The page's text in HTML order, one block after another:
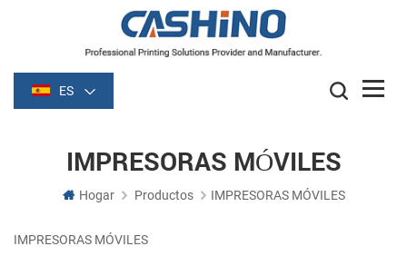
ES
IMPRESORAS MÓVILES
Hogar Productos IMPRESORAS MÓVILES
IMPRESORAS MÓVILES